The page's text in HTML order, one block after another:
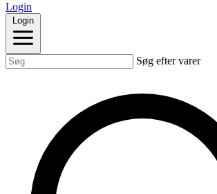
Login
Login
Søg efter varer